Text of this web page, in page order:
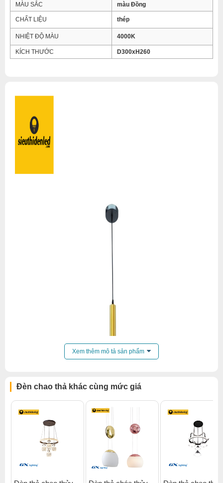
MÀU SẮC màu Đồng
CHẤT LIỆU thép
NHIỆT ĐỘ MÀU 4000K
KÍCH THƯỚC D300xH260
Xem thêm mô tả sản phẩm
Đèn chao thả khác cùng mức giá